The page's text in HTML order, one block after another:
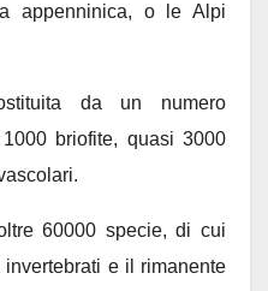
appenninica, o le Alpi
da un numero
briofite, quasi 3000
60000 specie, di cui
e il rimanente